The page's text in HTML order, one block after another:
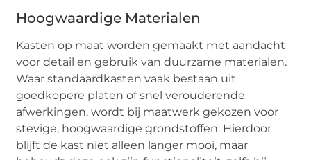
Hoogwaardige Materialen
Kasten op maat worden gemaakt met aandacht
voor detail en gebruik van duurzame materialen.
Waar standaardkasten vaak bestaan uit
goedkopere platen of snel verouderende
afwerkingen, wordt bij maatwerk gekozen voor
stevige, hoogwaardige grondstoffen. Hierdoor
blijft de kast niet alleen langer mooi, maar